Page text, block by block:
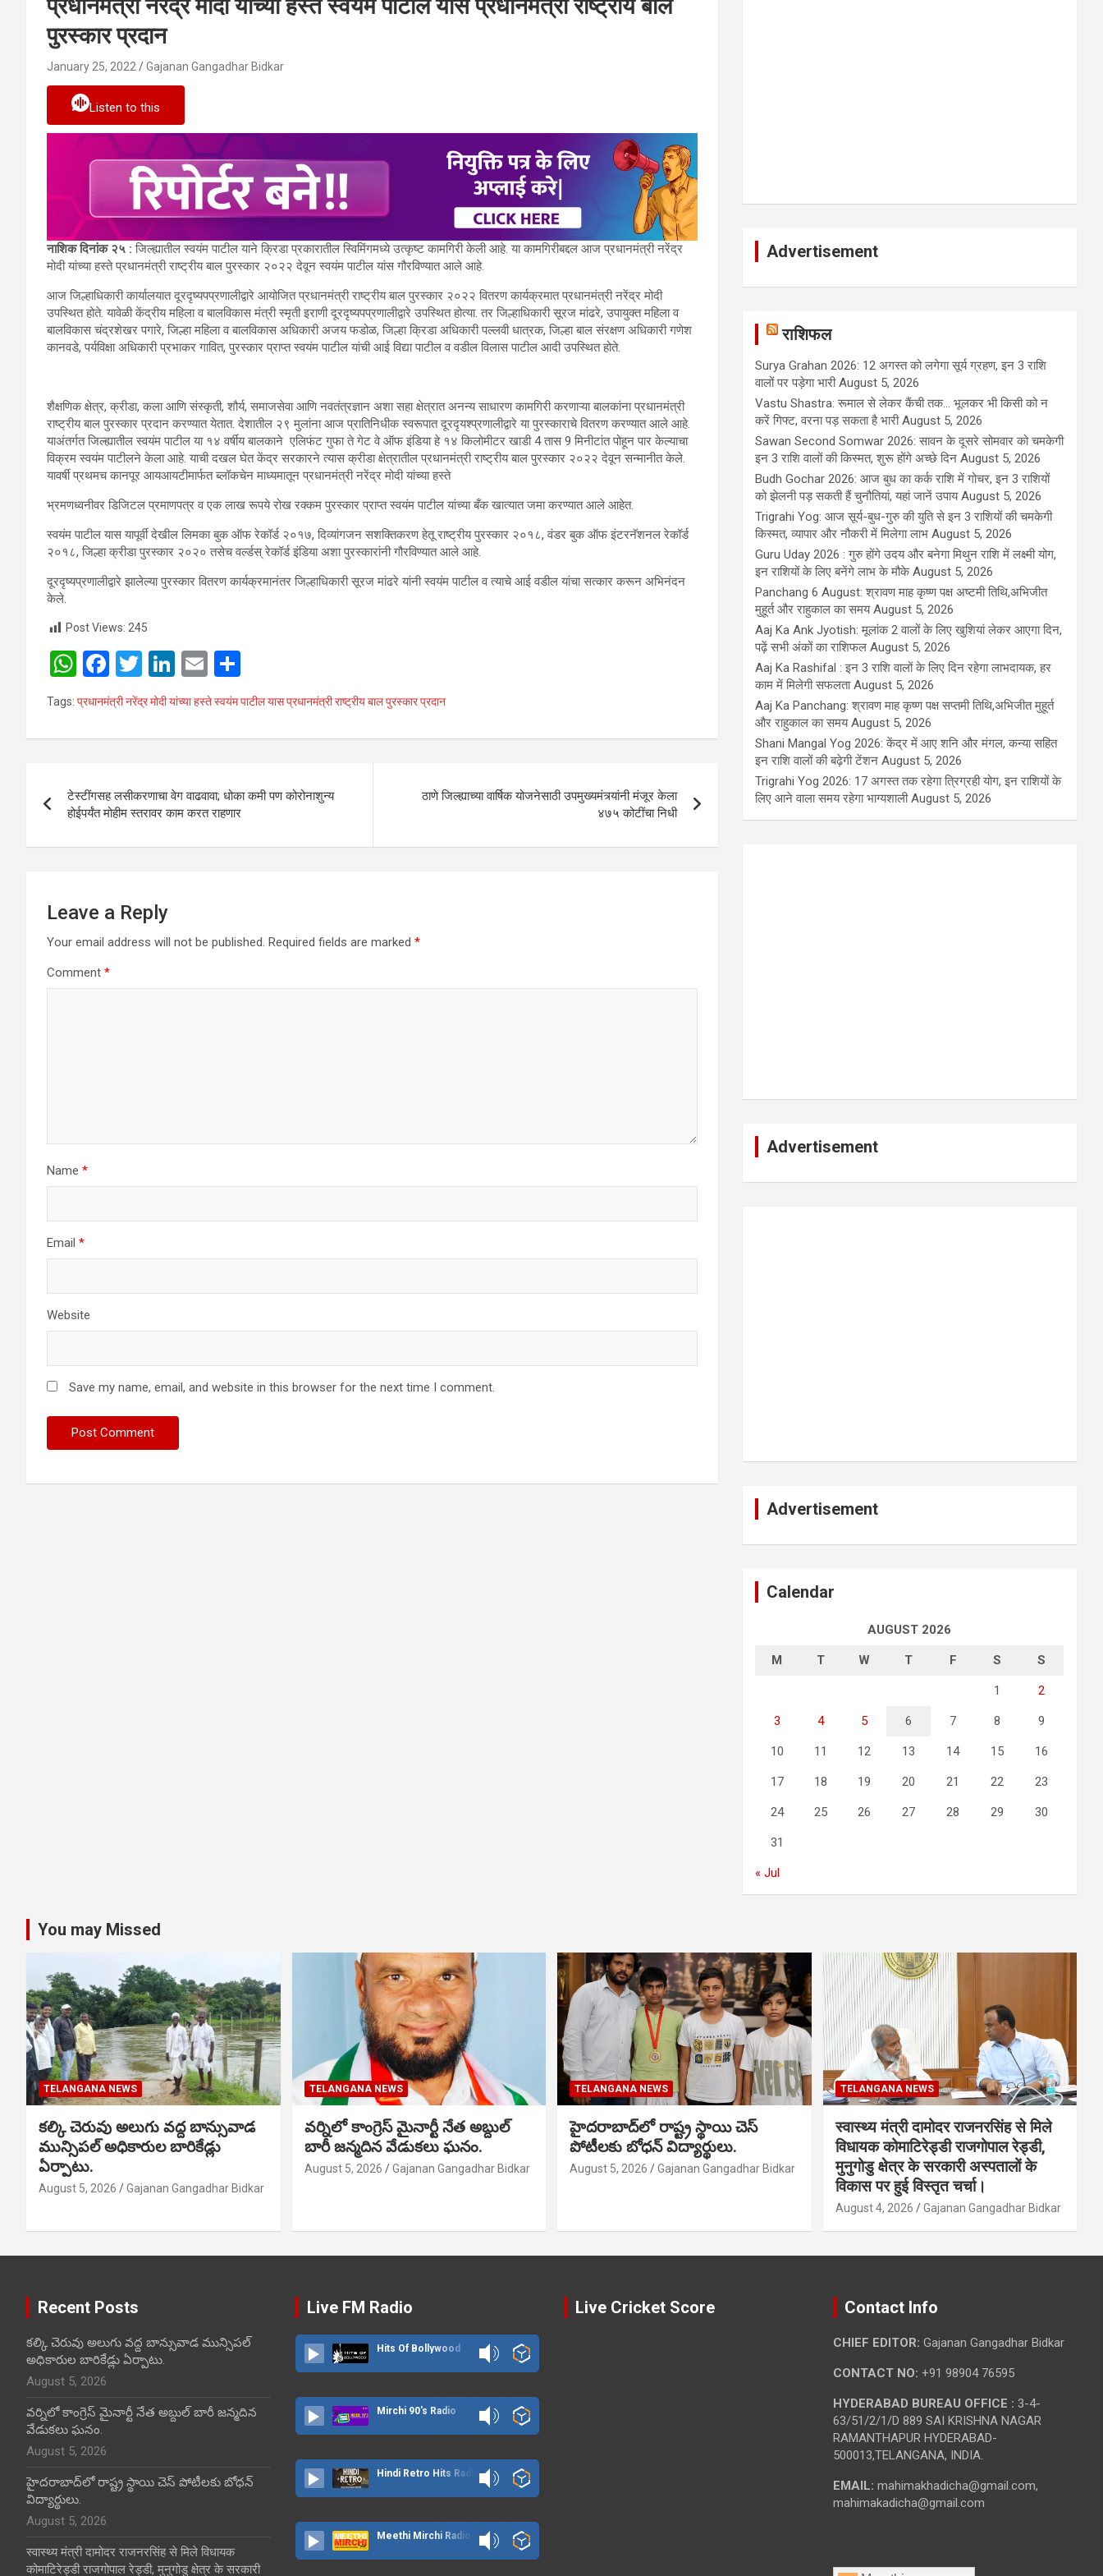
प्रधानमंत्री नरेंद्र मोदी यांच्या हस्ते स्वयंम पाटील यास प्रधानमंत्री राष्ट्रीय बाल
पुरस्कार प्रदान
January 25, 2022 Gajanan Gangadhar Bidkar
Listen to this
नाशिक दिनांक२५ :जिल्ह्यातील स्वयंम पाटील याने क्रिडा प्रकारातील स्विमिंगमध्ये उत्कृष्ट कामगिरी केली आहे. या कामगिरीबद्दल आज प्रधानमंत्री नरेंद्र
मोदी यांच्या हस्ते प्रधानमंत्री राष्ट्रीय बाल पुरस्कार २०२२ देवून स्वयंम पाटील यांस गौरविण्यात आले आहे.
आज जिल्हाधिकारी कार्यालयात दूरदृष्यपप्रणालीद्वारे आयोजित प्रधानमंत्री राष्ट्रीय बाल पुरस्कार २०२२ वितरण कार्यक्रमात प्रधानमंत्री नरेंद्र मोदी
उपस्थित होते. यावेळी केंद्रीय महिला व बालविकास मंत्री स्मृती इराणी दूरदृष्यपप्रणालीद्वारे उपस्थित होत्या. तर जिल्हाधिकारी सूरज मांढरे, उपायुक्त महिला व
बालविकास चंद्रशेखर पगारे, जिल्हा महिला व बालविकास अधिकारी अजय फडोळ, जिल्हा क्रिडा अधिकारी पल्लवी धात्रक, जिल्हा बाल संरक्षण अधिकारी गणेश
कानवडे, पर्यविक्षा अधिकारी प्रभाकर गावित, पुरस्कार प्राप्त स्वयंम पाटील यांची आई विद्या पाटील व वडील विलास पाटील आदी उपस्थित होते.
शैक्षणिक क्षेत्र, क्रीडा, कला आणि संस्कृती, शौर्य, समाजसेवा आणि नवतंत्रज्ञान अशा सहा क्षेत्रात अनन्य साधारण कामगिरी करणाऱ्या बालकांना प्रधानमंत्री
राष्ट्रीय बाल पुरस्कार प्रदान करण्यात येतात. देशातील २९ मुलांना आज प्रातिनिधीक स्वरूपात दूरदृयश्प्रणालीद्वारे या पुरस्काराचे वितरण करण्यात आले आहे.
याअंतर्गत जिल्ह्यातील स्वयंम पाटील या १४ वर्षीय बालकाने एलिफंट गुफा ते गेट वे ऑफ इंडिया हे १४ किलोमीटर खाडी 4 तास 9 मिनीटांत पोहून पार केल्याचा
विक्रम स्वयंम पाटीलने केला आहे. याची दखल घेत केंद्र सरकारने त्यास क्रीडा क्षेत्रातील प्रधानमंत्री राष्ट्रीय बाल पुरस्कार २०२२ देवून सन्मानीत केले.
यावर्षी प्रथमच कानपूर आयआयटीमार्फत ब्लॉकचेन माध्यमातून प्रधानमंत्री नरेंद्र मोदी यांच्या हस्ते
भ्रमणध्‍वनीवर डिजिटल प्रमाणपत्र व एक लाख रूपये रोख रक्कम पुरस्कार प्राप्त स्वयंम पाटील यांच्या बँक खात्यात जमा करण्यात आले आहेत.
स्वयंम पाटील यास यापूर्वी देखील लिमका बुक ऑफ रेकॉर्ड २०१७, दिव्यांगजन सशक्तिकरण हेतू राष्ट्रीय पुरस्कार २०१८, वंडर बुक ऑफ इंटरनॅशनल रेकॉर्ड
२०१८, जिल्हा क्रीडा पुरस्कार २०२० तसेच वर्ल्डस् रेकॉर्ड इंडिया अशा पुरस्कारांनी गौरविण्यात आले आहे.
दूरदृष्यप्रणालीद्वारे झालेल्या पुरस्कार वितरण कार्यक्रमानंतर जिल्हाधिकारी सूरज मांढरे यांनी स्वयंम पाटील व त्याचे आई वडील यांचा सत्कार करून अभिनंदन
केले.
Post Views: 245
W
at
s
p
p
F
a
ce
b
o
k
T
wi
tt
er
Li
n
ke
dI
E
m
ail
h
ar
e
Tags: प्रधानमंत्री नरेंद्र मोदी यांच्या हस्ते स्वयंम पाटील यास प्रधानमंत्री राष्ट्रीय बाल पुरस्कार प्रदान
navigation
टेस्टींगसह लसीकरणाचा वेग वाढवावा; धोका कमी पण कोरोनाशुन्य
होईपर्यंत मोहीम स्तरावर काम करत राहणार
ठाणे जिल्ह्याच्या वार्षिक योजनेसाठी उपमुख्यमंत्र्यांनी मंजूर केला
४७५ कोटींचा निधी
Leave a Reply
Your email address will not be published. Required fields are marked *
Comment *
Name *
Email *
Website
Save my name, email, and website in this browser for the next time I comment.
Advertisement
राशिफल
Surya Grahan 2026: 12 अगस्त को लगेगा सूर्य ग्रहण, इन 3 राशि
वालों पर पड़ेगा भारी August 5, 2026
Vastu Shastra: रूमाल से लेकर कैंची तक... भूलकर भी किसी को न
करें गिफ्ट, वरना पड़ सकता है भारी August 5, 2026
Sawan Second Somwar 2026: सावन के दूसरे सोमवार को चमकेगी
इन 3 राशि वालों की किस्मत, शुरू होंगे अच्छे दिन August 5, 2026
Budh Gochar 2026: आज बुध का कर्क राशि में गोचर, इन 3 राशियों
को झेलनी पड़ सकती हैं चुनौतियां, यहां जानें उपाय August 5, 2026
Trigrahi Yog: आज सूर्य-बुध-गुरु की युति से इन 3 राशियों की चमकेगी
किस्मत, व्यापार और नौकरी में मिलेगा लाभ August 5, 2026
Guru Uday 2026 : गुरु होंगे उदय और बनेगा मिथुन राशि में लक्ष्मी योग,
इन राशियों के लिए बनेंगे लाभ के मौके August 5, 2026
Panchang 6 August: श्रावण माह कृष्ण पक्ष अष्टमी तिथि,अभिजीत
मुहूर्त और राहुकाल का समय August 5, 2026
Aaj Ka Ank Jyotish: मूलांक 2 वालों के लिए खुशियां लेकर आएगा दिन,
पढ़ें सभी अंकों का राशिफल August 5, 2026
Aaj Ka Rashifal : इन 3 राशि वालों के लिए दिन रहेगा लाभदायक, हर
काम में मिलेगी सफलता August 5, 2026
Aaj Ka Panchang: श्रावण माह कृष्ण पक्ष सप्तमी तिथि,अभिजीत मुहूर्त
और राहुकाल का समय August 5, 2026
Shani Mangal Yog 2026: केंद्र में आए शनि और मंगल, कन्या सहित
इन राशि वालों की बढ़ेगी टेंशन August 5, 2026
Trigrahi Yog 2026: 17 अगस्त तक रहेगा त्रिग्रही योग, इन राशियों के
लिए आने वाला समय रहेगा भाग्यशाली August 5, 2026
Advertisement
Advertisement
Calendar
AUGUST 2026
M T W T F S S
1 2
3 4 5 6 7 8 9
10 11 12 13 14 15 16
17 18 19 20 21 22 23
24 25 26 27 28 29 30
31
« Jul
You may Missed
TELANGANA NEWS
కల్కి చెరువు అలుగు వద్ద బాన్సువాడ
మున్సిపల్ అధికారుల బారికేడ్లు
ఏర్పాటు.
August 5, 2026 Gajanan Gangadhar Bidkar
TELANGANA NEWS
వర్నిలో కాంగ్రెస్ మైనార్టీ నేత అబ్దుల్
బారీ జన్మదిన వేడుకలు ఘనం.
August 5, 2026 Gajanan Gangadhar Bidkar
TELANGANA NEWS
హైదరాబాద్‌లో రాష్ట్ర స్థాయి చెస్
పోటీలకు బోధన్ విద్యార్థులు.
August 5, 2026 Gajanan Gangadhar Bidkar
TELANGANA NEWS
स्वास्थ्य मंत्री दामोदर राजनरसिंह से मिले
विधायक कोमाटिरेड्डी राजगोपाल रेड्डी,
मुनुगोडु क्षेत्र के सरकारी अस्पतालों के
विकास पर हुई विस्तृत चर्चा।
August 4, 2026 Gajanan Gangadhar Bidkar
Recent Posts
కల్కి చెరువు అలుగు వద్ద బాన్సువాడ మున్సిపల్
అధికారుల బారికేడ్లు ఏర్పాటు.
August 5, 2026
వర్నిలో కాంగ్రెస్ మైనార్టీ నేత అబ్దుల్ బారీ జన్మదిన
వేడుకలు ఘనం.
August 5, 2026
హైదరాబాద్‌లో రాష్ట్ర స్థాయి చెస్ పోటీలకు బోధన్
విద్యార్థులు.
August 5, 2026
स्वास्थ्य मंत्री दामोदर राजनरसिंह से मिले विधायक
कोमाटिरेड्डी राजगोपाल रेड्डी, मुनुगोडु क्षेत्र के सरकारी
Live FM Radio
Hits Of Bollywood
Mirchi 90's Radio
Hindi Retro Hits Radio
Meethi Mirchi Radio
Live Cricket Score Contact Info
CHIEF EDITOR: Gajanan Gangadhar Bidkar
CONTACT NO: +91 98904 76595
HYDERABAD BUREAU OFFICE : 3-4-
63/51/2/1/D 889 SAI KRISHNA NAGAR
RAMANTHAPUR HYDERABAD-
500013,TELANGANA, INDIA.
EMAIL: mahimakhadicha@gmail.com,
mahimakadicha@gmail.com